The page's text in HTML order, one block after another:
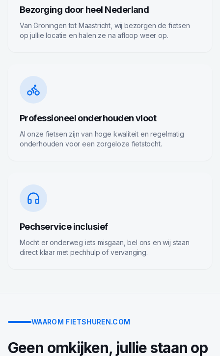
Bezorging door heel Nederland
Van Groningen tot Maastricht, wij bezorgen de fietsen
op jullie locatie en halen ze na afloop weer op.
Professioneel onderhouden vloot
Al onze fietsen zijn van hoge kwaliteit en regelmatig
onderhouden voor een zorgeloze fietstocht.
Pechservice inclusief
Mocht er onderweg iets misgaan, bel ons en wij staan
direct klaar met pechhulp of vervanging.
WAAROM FIETSHUREN.COM
Geen omkijken, jullie staan op